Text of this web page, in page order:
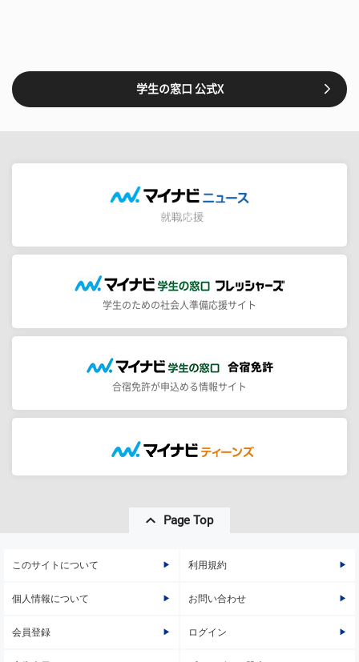
学生の窓口 公式X
学生のための社会人準備応援サイト
合宿免許が申込める情報サイト
Page Top
このサイトについて 利用規約
個人情報について お問い合わせ
会員登録 ログイン